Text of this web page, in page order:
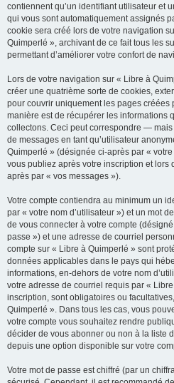
contiennent qu’un identifiant utilisateur et
qui vous sont automatiquement assignés
cookie sera créé lors de votre navigation
Quimperlé », archivant de ce fait tous les
permettant d’améliorer votre confort de
Lors de votre navigation sur « Libre à
créer une quatrième sorte de cookies,
pour couvrir uniquement les pages créées
manière est de récupérer les informations
collectons. Ceci peut correspondre —
de messages en tant qu’utilisateur
Quimperlé » (désignée ci-après par «
vous publiez après votre inscription et lors
après par « vos messages »).
Votre compte contiendra au minimum un
par « votre nom d’utilisateur ») et un mot
de vous connecter à votre compte
passe ») et une adresse de courriel
compte sur « Libre à Quimperlé » sont
données applicables dans le pays qui
informations, en-dehors de votre nom
votre adresse de courriel requis par «
inscription, sont obligatoires ou
Quimperlé ». Dans tous les cas, vous
votre compte vous souhaitez rendre
décider de vous abonner ou non à la liste
depuis une option disponible sur votre
Votre mot de passe est chiffré (par un